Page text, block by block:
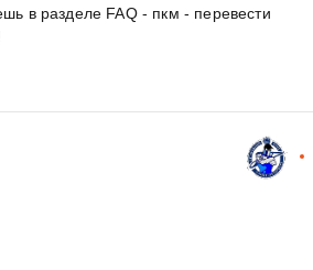
в разделе FAQ - пкм - перевести